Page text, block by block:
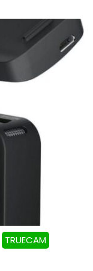
TRUECAM